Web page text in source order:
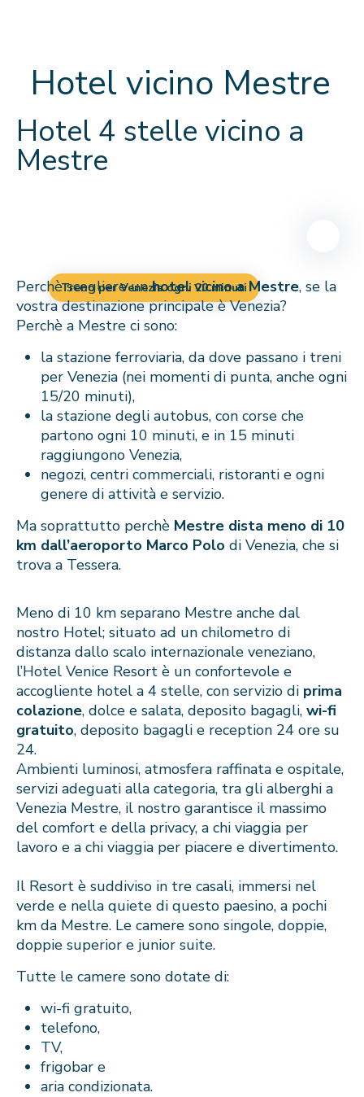
Hotel vicino Mestre
Hotel 4 stelle vicino a
Mestre
Treno per Venezia ogni 20 minuti
Perchè scegliere unhotel vicino a Mestre, se la
vostra destinazione principale è Venezia?
Perchè a Mestre ci sono:
la stazione ferroviaria, da dove passano i treni
per Venezia (nei momenti di punta, anche ogni
15/20 minuti),
la stazione degli autobus, con corse che
partono ogni 10 minuti, e in 15 minuti
raggiungono Venezia,
negozi, centri commerciali, ristoranti e ogni
genere di attività e servizio.
Ma soprattutto perchè Mestre dista meno di 10
km dall’aeroporto Marco Polo di Venezia, che si
trova a Tessera.
Meno di 10 km separano Mestre anche dal
nostro Hotel; situato ad un chilometro di
distanza dallo scalo internazionale veneziano,
l’Hotel Venice Resort è un confortevole e
accogliente hotel a 4 stelle, con servizio di prima
colazione, dolce e salata, deposito bagagli, wi-fi
gratuito, deposito bagagli e reception 24 ore su
24.
Ambienti luminosi, atmosfera raffinata e ospitale,
servizi adeguati alla categoria, tra gli alberghi a
Venezia Mestre, il nostro garantisce il massimo
del comfort e della privacy, a chi viaggia per
lavoro e a chi viaggia per piacere e divertimento.
Il Resort è suddiviso in tre casali, immersi nel
verde e nella quiete di questo paesino, a pochi
km da Mestre. Le camere sono singole, doppie,
doppie superior e junior suite.
Tutte le camere sono dotate di:
wi-fi gratuito,
telefono,
TV,
frigobar e
aria condizionata.